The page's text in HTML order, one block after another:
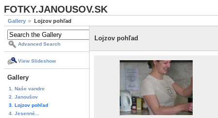
FOTKY.JANOUSOV.SK
Gallery Lojzov pohľad
Advanced Search
View Slideshow
Gallery
1. Naše vandre
2. Janoušov
3. Lojzov pohľad
4. Jesenné...
Lojzov pohľad